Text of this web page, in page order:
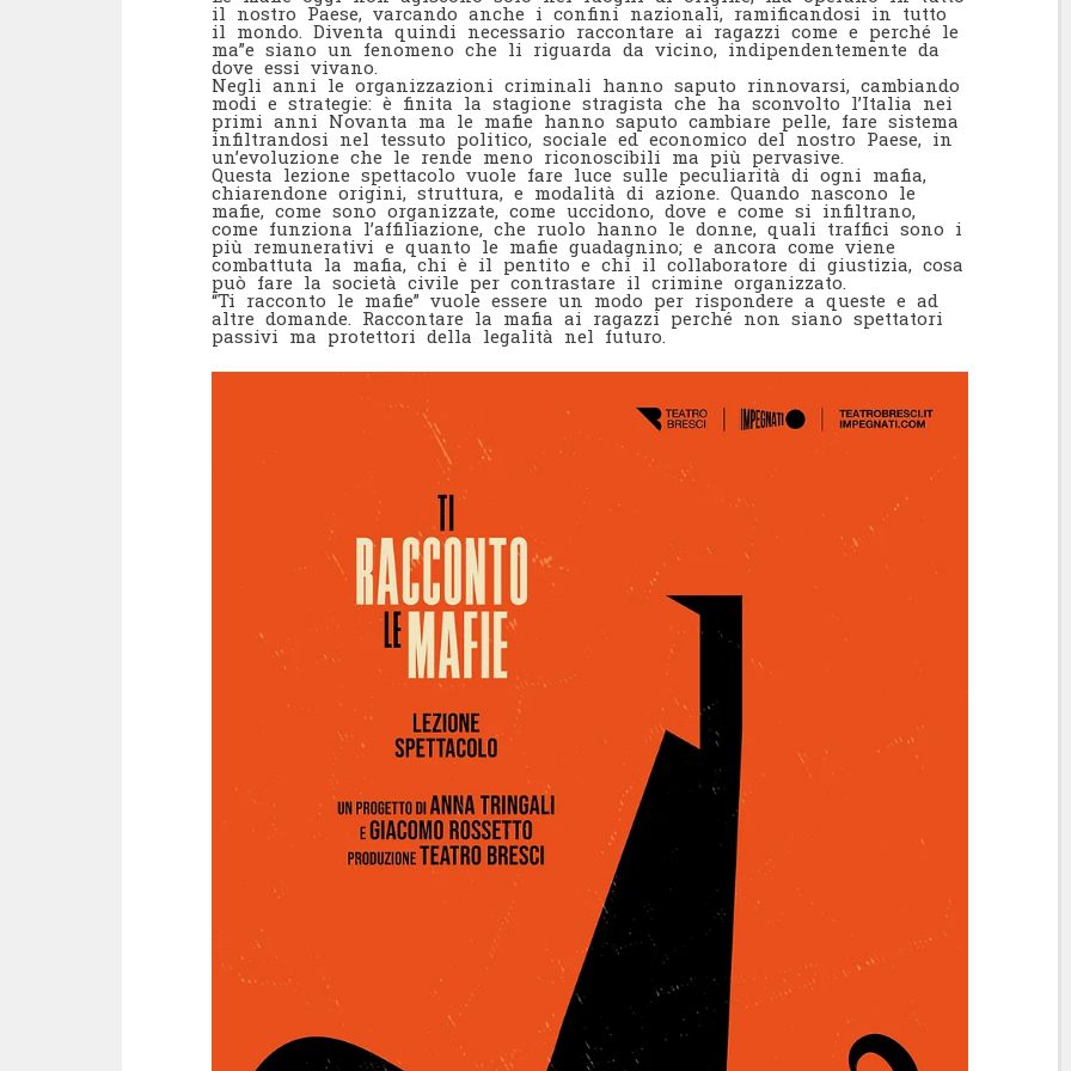
il nostro Paese, varcando anche i confini nazionali, ramificandosi in tutto
il mondo. Diventa quindi necessario raccontare ai ragazzi come e perché le
ma”e siano un fenomeno che li riguarda da vicino, indipendentemente da
dove essi vivano.
Negli anni le organizzazioni criminali hanno saputo rinnovarsi, cambiando
modi e strategie: è finita la stagione stragista che ha sconvolto l’Italia nei
primi anni Novanta ma le mafie hanno saputo cambiare pelle, fare sistema
infiltrandosi nel tessuto politico, sociale ed economico del nostro Paese, in
un’evoluzione che le rende meno riconoscibili ma più pervasive.
Questa lezione spettacolo vuole fare luce sulle peculiarità di ogni mafia,
chiarendone origini, struttura, e modalità di azione. Quando nascono le
mafie, come sono organizzate, come uccidono, dove e come si infiltrano,
come funziona l’affiliazione, che ruolo hanno le donne, quali traffici sono i
più remunerativi e quanto le mafie guadagnino; e ancora come viene
combattuta la mafia, chi è il pentito e chi il collaboratore di giustizia, cosa
può fare la società civile per contrastare il crimine organizzato.
“Ti racconto le mafie” vuole essere un modo per rispondere a queste e ad
altre domande. Raccontare la mafia ai ragazzi perché non siano spettatori
passivi ma protettori della legalità nel futuro.